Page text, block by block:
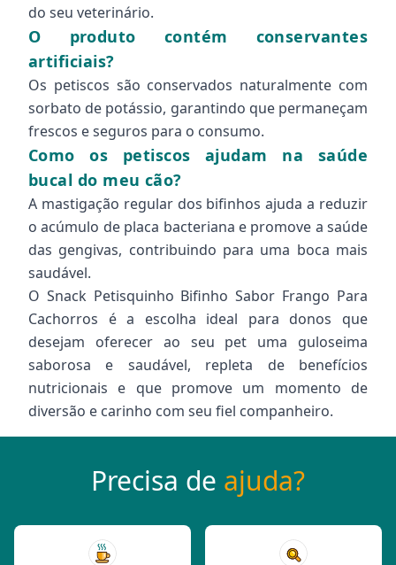
do seu veterinário.
O produto contém conservantes
artificiais?
Os petiscos são conservados naturalmente com
sorbato de potássio, garantindo que permaneçam
frescos e seguros para o consumo.
Como os petiscos ajudam na saúde
bucal do meu cão?
A mastigação regular dos bifinhos ajuda a reduzir
o acúmulo de placa bacteriana e promove a saúde
das gengivas, contribuindo para uma boca mais
saudável.
O Snack Petisquinho Bifinho Sabor Frango Para
Cachorros é a escolha ideal para donos que
desejam oferecer ao seu pet uma guloseima
saborosa e saudável, repleta de benefícios
nutricionais e que promove um momento de
diversão e carinho com seu fiel companheiro.
Precisa de ajuda?